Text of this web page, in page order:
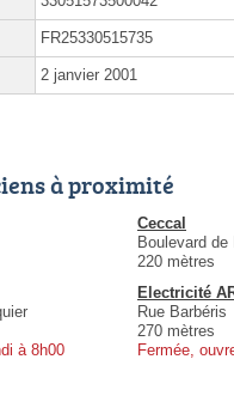
FR25330515735
2 janvier 2001
à proximité
Ceccal
Boulevard de
220 mètres
à 8h00
Electricité
Rue Barbéris
270 mètres
Fermée,